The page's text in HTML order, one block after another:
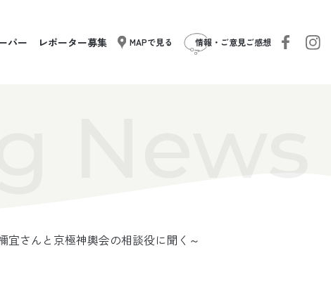
パー レポーター募集 MAPで見る 情報・ご意見ご感想
News
さんと京極神輿会の相談役に聞く～